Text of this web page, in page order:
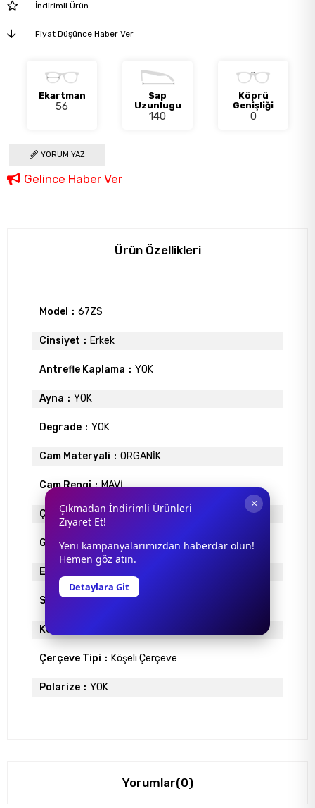
İndirimli Ürün
Fiyat Düşünce Haber Ver
Ekartman
56
Sap
Uzunlugu
140
Köprü
Genişliği
0
YORUM YAZ
Gelince Haber Ver
Ürün Özellikleri
Model 67ZS
Cinsiyet Erkek
Antrefle Kaplama YOK
Ayna YOK
Degrade YOK
Cam Materyali ORGANİK
Cam Rengi MAVİ
Çerçeve Materyali METAL
Gövde Rengi KARMA
Ekartman
Sap Uzunlugu 140
Köprü Genişliği
Çerçeve Tipi Köşeli Çerçeve
Polarize YOK
Yorumlar(0)
×
Çıkmadan İndirimli Ürünleri
Ziyaret Et!
Yeni kampanyalarımızdan haberdar olun!
Hemen göz atın.
Detaylara Git